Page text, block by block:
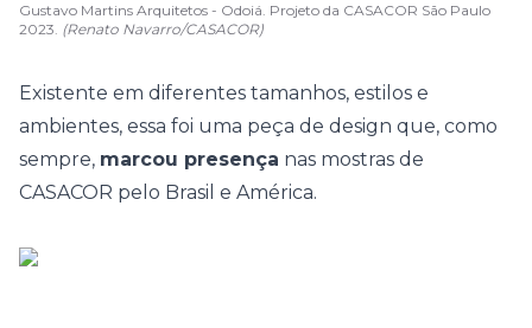
Gustavo Martins Arquitetos - Odoiá. Projeto da CASACOR São Paulo
2023. (Renato Navarro/CASACOR)
Existente em diferentes tamanhos, estilos e
ambientes, essa foi uma peça de design que, como
sempre, marcou presença nas mostras de
CASACOR pelo Brasil e América.